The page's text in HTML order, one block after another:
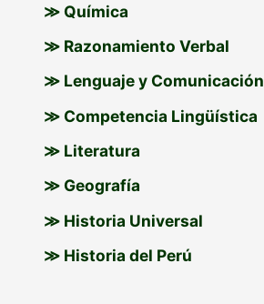
≫ Química
≫ Razonamiento Verbal
≫ Lenguaje y Comunicación
≫ Competencia Lingüística
≫ Literatura
≫ Geografía
≫ Historia Universal
≫ Historia del Perú